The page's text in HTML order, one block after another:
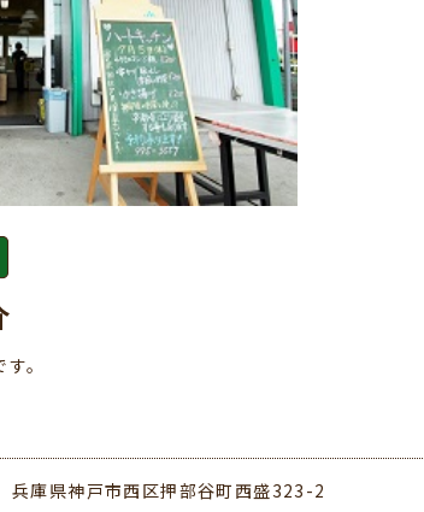
。
兵庫県神戸市西区押部谷町西盛323-2